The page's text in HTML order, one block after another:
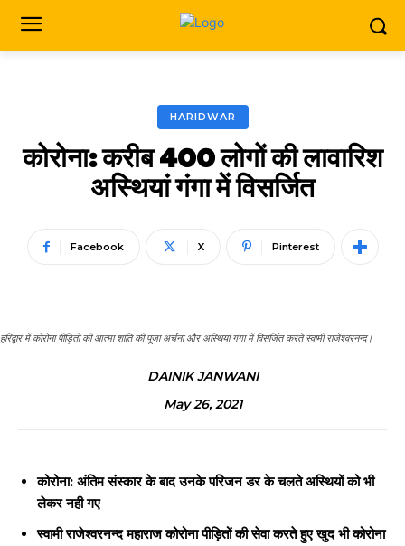
HARIDWAR
कोरोना: करीब 400 लोगों की लावारिश
अस्थियां गंगा में विसर्जित
Facebook X Pinterest
हरिद्वार में कोरोना पीड़ितों की आत्मा शांति की पूजा अर्चना और अस्थियां गंगा में विसर्जित करते स्वामी राजेश्वरनन्द।
DAINIK JANWANI
May 26, 2021
कोरोना: अंतिम संस्कार के बाद उनके परिजन डर के चलते अस्थियों को भी
लेकर नही गए
स्वामी राजेश्वरनन्द महाराज कोरोना पीड़ितों की सेवा करते हुए खुद भी कोरोना